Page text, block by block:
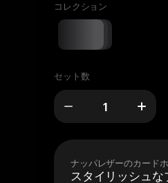
コレクション
セット数
ナッパレザーのカード
スタイリッシュ